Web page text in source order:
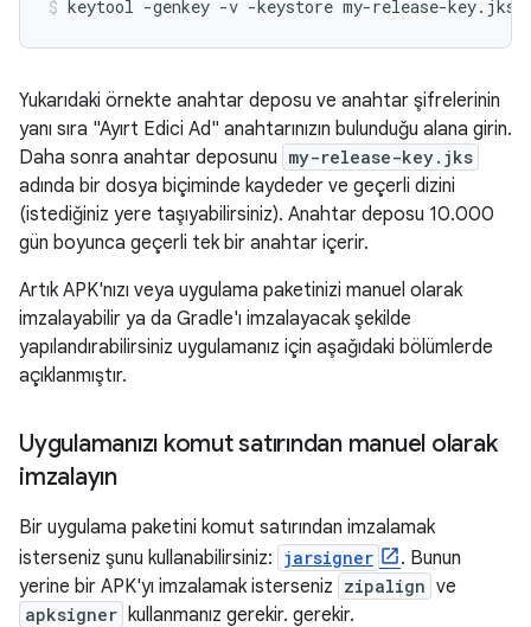
Yukarıdaki örnekte anahtar deposu ve anahtar şifrelerinin
yanı sıra "Ayırt Edici Ad" anahtarınızın bulunduğu alana girin.
Daha sonra anahtar deposunu my-release-key.jks
adında bir dosya biçiminde kaydeder ve geçerli dizini
(istediğiniz yere taşıyabilirsiniz). Anahtar deposu 10.000
gün boyunca geçerli tek bir anahtar içerir.
Artık APK'nızı veya uygulama paketinizi manuel olarak
imzalayabilir ya da Gradle'ı imzalayacak şekilde
yapılandırabilirsiniz uygulamanız için aşağıdaki bölümlerde
açıklanmıştır.
Uygulamanızı komut satırından manuel olarak
imzalayın
Bir uygulama paketini komut satırından imzalamak
isterseniz şunu kullanabilirsiniz: jarsigner
. Bunun
yerine bir APK'yı imzalamak isterseniz zipalign ve
apksigner kullanmanız gerekir. gerekir.